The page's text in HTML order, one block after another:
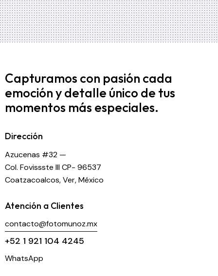
Capturamos con pasión cada
emoción y detalle único de tus
momentos más especiales.
Dirección
Azucenas #32 —
Col. Fovissste III CP- 96537
Coatzacoalcos, Ver, México
Atención a Clientes
contacto@fotomunoz.mx
+52 1 921 104 4245
WhatsApp